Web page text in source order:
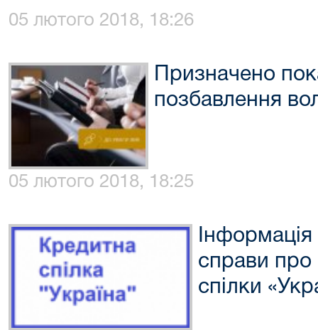
05 лютого 2018, 18:26
Призначено
позбавлення
05 лютого 2018, 18:25
справи про
спілки